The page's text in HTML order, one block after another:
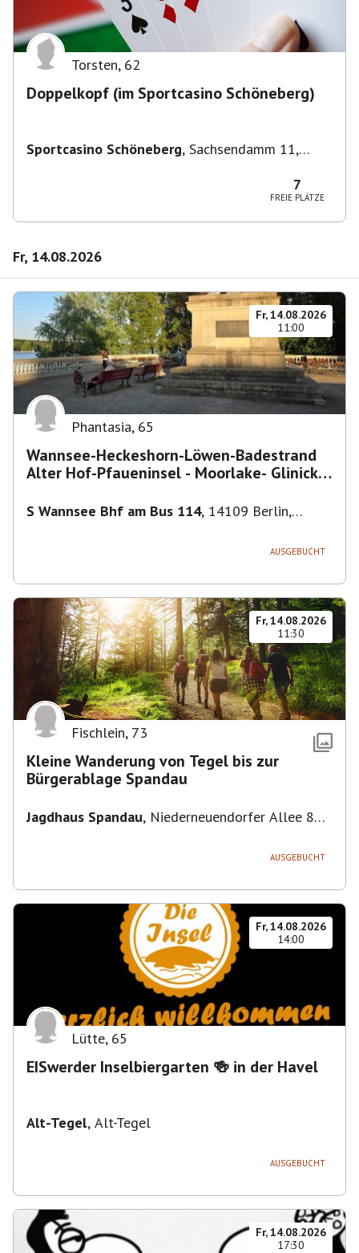
Torsten, 62
Doppelkopf (im Sportcasino Schöneberg)
Sportcasino Schöneberg, Sachsendamm 11,
7
FREIE PLÄTZE
Fr, 14.08.2026
Fr, 14.08.2026
11:00
Phantasia, 65
Wannsee-Heckeshorn-Löwen-Badestrand
Alter Hof-Pfaueninsel - Moorlake- Glinicker
S Wannsee Bhf am Bus 114, 14109 Berlin,
AUSGEBUCHT
Fr, 14.08.2026
11:30
Fischlein, 73
Kleine Wanderung von Tegel bis zur
Bürgerablage Spandau
Jagdhaus Spandau, Niederneuendorfer Allee 80,
AUSGEBUCHT
Fr, 14.08.2026
14:00
Lütte, 65
EISwerder Inselbiergarten 🍻 in der Havel
Alt-Tegel, Alt-Tegel
AUSGEBUCHT
Fr, 14.08.2026
17:30